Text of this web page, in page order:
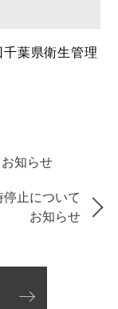
葉県衛生管理
知らせ
止について
お知らせ